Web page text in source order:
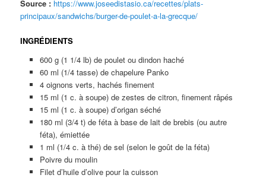
Source : https://www.joseedistasio.ca/recettes/plats-
principaux/sandwichs/burger-de-poulet-a-la-grecque/
INGRÉDIENTS
600 g (1 1/4 lb) de poulet ou dindon haché
60 ml (1/4 tasse) de chapelure Panko
4 oignons verts, hachés finement
15 ml (1 c. à soupe) de zestes de citron, finement râpés
15 ml (1 c. à soupe) d’origan séché
180 ml (3/4 t) de féta à base de lait de brebis (ou autre
féta), émiettée
1 ml (1/4 c. à thé) de sel (selon le goût de la féta)
Poivre du moulin
Filet d’huile d’olive pour la cuisson